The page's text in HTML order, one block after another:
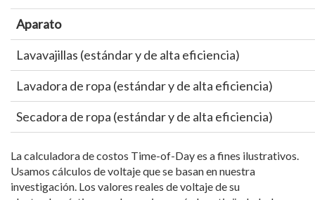
Aparato
Lavavajillas (estándar y de alta eficiencia)
Lavadora de ropa (estándar y de alta eficiencia)
Secadora de ropa (estándar y de alta eficiencia)
La calculadora de costos Time-of-Day es a fines ilustrativos.
Usamos cálculos de voltaje que se basan en nuestra
investigación. Los valores reales de voltaje de su